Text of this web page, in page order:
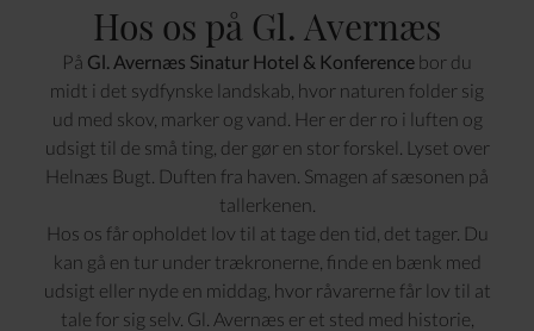
Hos os på Gl. Avernæs
På Gl. Avernæs Sinatur Hotel & Konference bor du
midt i det sydfynske landskab, hvor naturen folder sig
ud med skov, marker og vand. Her er der ro i luften og
udsigt til de små ting, der gør en stor forskel. Lyset over
Helnæs Bugt. Duften fra haven. Smagen af sæsonen på
tallerkenen.
Hos os får opholdet lov til at tage den tid, det tager. Du
kan gå en tur under trækronerne, finde en bænk med
udsigt eller nyde en middag, hvor råvarerne får lov til at
tale for sig selv. Gl. Avernæs er et sted med historie,